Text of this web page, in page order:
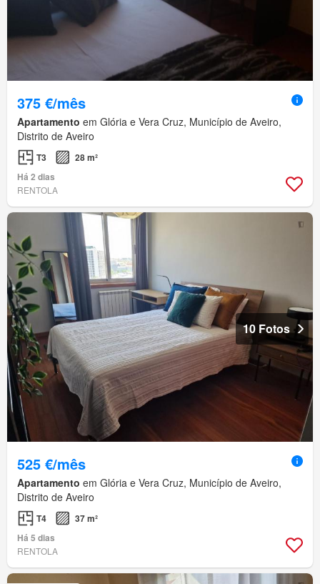
375 €/mês
Apartamento em Glória e Vera Cruz, Município de Aveiro,
Distrito de Aveiro
T3
28 m²
Há 2 dias
RENTOLA
10 Fotos
525 €/mês
Apartamento em Glória e Vera Cruz, Município de Aveiro,
Distrito de Aveiro
T4
37 m²
Há 5 dias
RENTOLA